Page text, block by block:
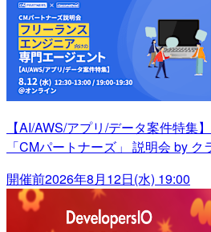
【AI/AWS/アプリ/データ案件特集
「CMパートナーズ」 説明会 by ク
開催前2026年8月12日(水) 19:00